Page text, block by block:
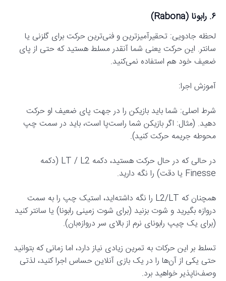
۶. رابونا (Rabona)
لحظه جادویی: تحقیرآمیزترین و فنی‌ترین حرکت برای گلزنی یا
سانتر. این حرکت یعنی شما آنقدر مسلط هستید که حتی از پای
ضعیف خود هم استفاده نمی‌کنید.
آموزش اجرا:
شرط اصلی: شما باید بازیکن را در جهت پای ضعیف او حرکت
دهید. (مثال: اگر بازیکن شما راست‌پا است، باید در سمت چپ
محوطه جریمه حرکت کنید).
در حالی که در حال حرکت هستید، دکمه LT / L2 (دکمه
Finesse یا دقت) را نگه دارید.
همچنان که L2/LT را نگه داشته‌اید، استیک چپ را به سمت
دروازه بگیرید و شوت بزنید (برای شوت زمینی رابونا) یا سانتر کنید
(برای یک چیپ رابونای نرم از بالای سر دروازه‌بان).
تسلط بر این حرکات به تمرین زیادی نیاز دارد، اما زمانی که بتوانید
حتی یکی از آن‌ها را در یک بازی آنلاین حساس اجرا کنید، لذتی
وصف‌ناپذیر خواهید برد.